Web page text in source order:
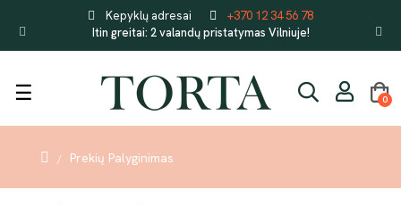
Kepyklų adresai
+370 12 34 56 78
Itin greitai: 2 valandų pristatymas Vilniuje!
Toggle
☰ 0
Prekių Palyginimas